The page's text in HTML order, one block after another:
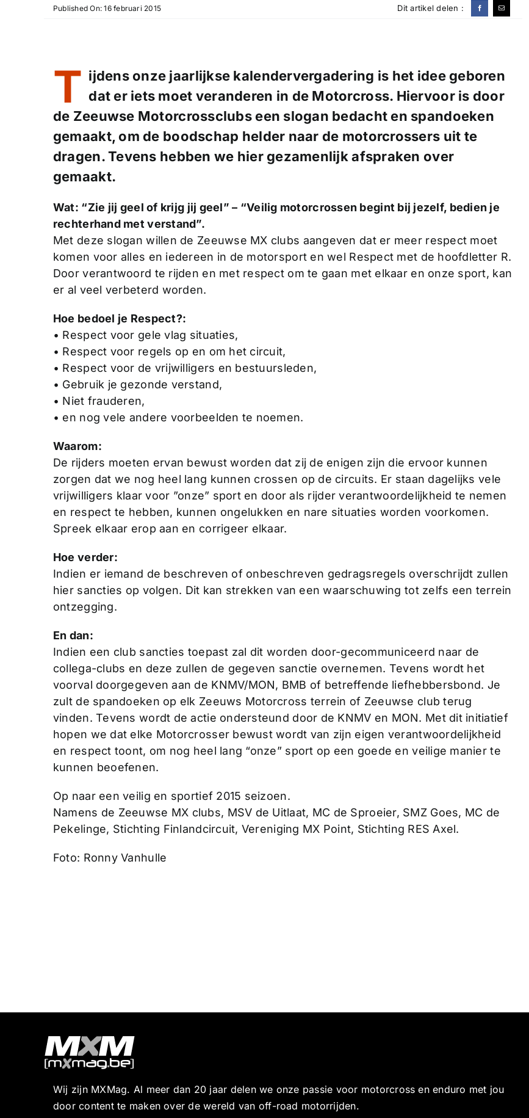
Published On: 16 februari 2015 Dit artikel delen :
T ijdens onze jaarlijkse kalendervergadering is het idee geboren
dat er iets moet veranderen in de Motorcross. Hiervoor is door
de Zeeuwse Motorcrossclubs een slogan bedacht en spandoeken
gemaakt, om de boodschap helder naar de motorcrossers uit te
dragen. Tevens hebben we hier gezamenlijk afspraken over
gemaakt.
Wat: “Zie jij geel of krijg jij geel” – “Veilig motorcrossen begint bij jezelf, bedien je
rechterhand met verstand”.
Met deze slogan willen de Zeeuwse MX clubs aangeven dat er meer respect moet
komen voor alles en iedereen in de motorsport en wel Respect met de hoofdletter R.
Door verantwoord te rijden en met respect om te gaan met elkaar en onze sport, kan
er al veel verbeterd worden.
Hoe bedoel je Respect?:
• Respect voor gele vlag situaties,
• Respect voor regels op en om het circuit,
• Respect voor de vrijwilligers en bestuursleden,
• Gebruik je gezonde verstand,
• Niet frauderen,
• en nog vele andere voorbeelden te noemen.
Waarom:
De rijders moeten ervan bewust worden dat zij de enigen zijn die ervoor kunnen
zorgen dat we nog heel lang kunnen crossen op de circuits. Er staan dagelijks vele
vrijwilligers klaar voor ”onze” sport en door als rijder verantwoordelijkheid te nemen
en respect te hebben, kunnen ongelukken en nare situaties worden voorkomen.
Spreek elkaar erop aan en corrigeer elkaar.
Hoe verder:
Indien er iemand de beschreven of onbeschreven gedragsregels overschrijdt zullen
hier sancties op volgen. Dit kan strekken van een waarschuwing tot zelfs een terrein
ontzegging.
En dan:
Indien een club sancties toepast zal dit worden door-gecommuniceerd naar de
collega-clubs en deze zullen de gegeven sanctie overnemen. Tevens wordt het
voorval doorgegeven aan de KNMV/MON, BMB of betreffende liefhebbersbond. Je
zult de spandoeken op elk Zeeuws Motorcross terrein of Zeeuwse club terug
vinden. Tevens wordt de actie ondersteund door de KNMV en MON. Met dit initiatief
hopen we dat elke Motorcrosser bewust wordt van zijn eigen verantwoordelijkheid
en respect toont, om nog heel lang “onze” sport op een goede en veilige manier te
kunnen beoefenen.
Op naar een veilig en sportief 2015 seizoen.
Namens de Zeeuwse MX clubs, MSV de Uitlaat, MC de Sproeier, SMZ Goes, MC de
Pekelinge, Stichting Finlandcircuit, Vereniging MX Point, Stichting RES Axel.
Foto: Ronny Vanhulle
Wij zijn MXMag. Al meer dan 20 jaar delen we onze passie voor motorcross en enduro met jou
door content te maken over de wereld van off-road motorrijden.